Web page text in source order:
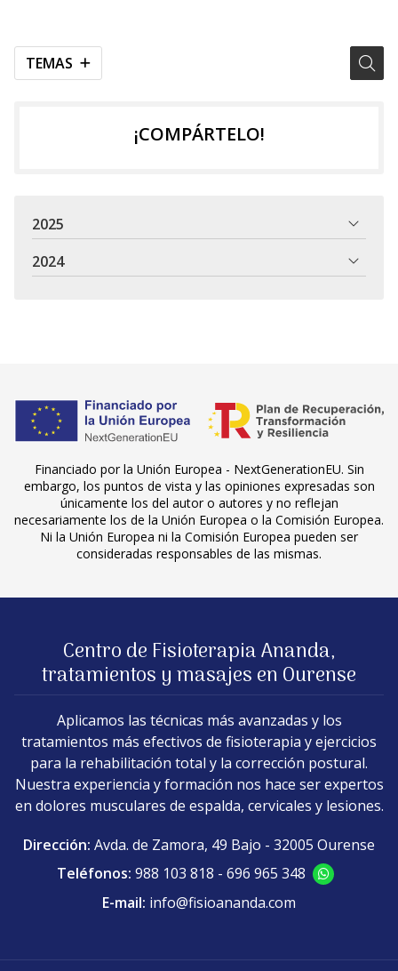
TEMAS
¡COMPÁRTELO!
2025
2024
Financiado por la Unión Europea - NextGenerationEU. Sin
embargo, los puntos de vista y las opiniones expresadas son
únicamente los del autor o autores y no reflejan
necesariamente los de la Unión Europea o la Comisión Europea.
Ni la Unión Europea ni la Comisión Europea pueden ser
consideradas responsables de las mismas.
Centro de Fisioterapia Ananda,
tratamientos y masajes en Ourense
Aplicamos las técnicas más avanzadas y los
tratamientos más efectivos de fisioterapia y ejercicios
para la rehabilitación total y la corrección postural.
Nuestra experiencia y formación nos hace ser expertos
en dolores musculares de espalda, cervicales y lesiones.
Dirección: Avda. de Zamora, 49 Bajo - 32005 Ourense
Teléfonos: 988 103 818 - 696 965 348
E-mail: info@fisioananda.com